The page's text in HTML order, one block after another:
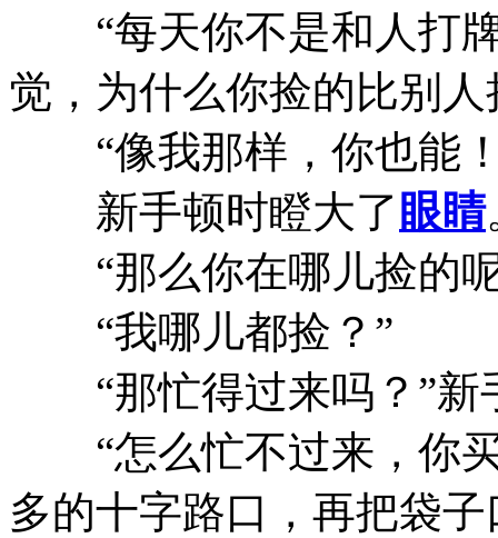
“每天你不是和人打牌
觉，为什么你捡的比别
“像我那样，你也能
新手顿时瞪大了 眼睛
“那么你在哪儿捡的
“我哪儿都捡？”
“那忙得过来吗？”新
“怎么忙不过来，你买
多的十字路口，再把袋